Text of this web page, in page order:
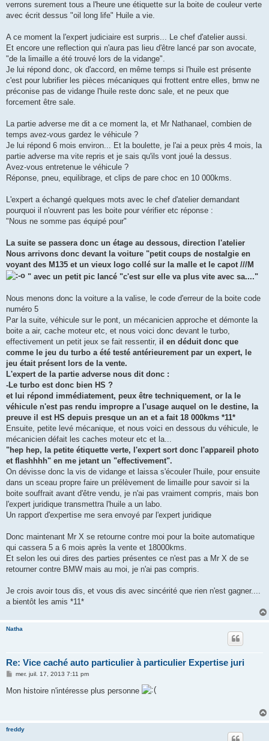
verrons surement tous a l'heure une étiquette sur la boite de couleur verte
avec écrit dessus "oil long life" Huile a vie.
A ce moment la l'expert judiciaire est surpris... Le chef d'atelier aussi.
Et encore une reflection qui n'aura pas lieu d'être lancé par son avocate,
"de la limaille a été trouvé lors de la vidange".
Je lui répond donc, ok d'accord, en même temps si l'huile est présente
c'est pour lubrifier les pièces mécaniques qui frottent entre elles, bmw ne
préconise pas de vidange l'huile reste donc sale, et ne peux que
forcement être sale.
La partie adverse me dit a ce moment la, et Mr Nathanael, combien de
temps avez-vous gardez le véhicule ?
Je lui répond 6 mois environ... Et la boulette, je l'ai a peux près 4 mois, la
partie adverse ma vite repris et je sais qu'ils vont joué la dessus.
Avez-vous entretenue le véhicule ?
Réponse, pneu, equilibrage, et clips de pare choc en 10 000kms.
L'expert a échangé quelques mots avec le chef d'atelier demandant
pourquoi il n'ouvrent pas les boite pour vérifier etc réponse :
"Nous ne somme pas équipé pour"
La suite se passera donc un étage au dessous, direction l'atelier
Nous arrivons donc devant la voiture "petit coups de nostalgie en
voyant des M135 et un vieux logo collé sur la malle et le capot ///M
" avec un petit pic lancé "c'est sur elle va plus vite avec sa...."
Nous menons donc la voiture a la valise, le code d'erreur de la boite code
numéro 5
Par la suite, véhicule sur le pont, un mécanicien approche et démonte la
boite a air, cache moteur etc, et nous voici donc devant le turbo,
effectivement un petit jeux se fait ressentir, il en déduit donc que
comme le jeu du turbo a été testé antérieurement par un expert, le
jeu était présent lors de la vente.
L'expert de la partie adverse nous dit donc :
-Le turbo est donc bien HS ?
et lui répond immédiatement, peux être techniquement, or la le
véhicule n'est pas rendu impropre a l'usage auquel on le destine, la
preuve il est HS depuis presque un an et a fait 18 000kms *11*
Ensuite, petite levé mécanique, et nous voici en dessous du véhicule, le
mécanicien défait les caches moteur etc et la...
"hep hep, la petite étiquette verte, l'expert sort donc l'appareil photo
et flashhhh" en me jetant un "effectivement".
On dévisse donc la vis de vidange et laissa s'écouler l'huile, pour ensuite
dans un sceau propre faire un prélèvement de limaille pour savoir si la
boite souffrait avant d'être vendu, je n'ai pas vraiment compris, mais bon
l'expert juridique transmettra l'huile a un labo.
Un rapport d'expertise me sera envoyé par l'expert juridique
Donc maintenant Mr X se retourne contre moi pour la boite automatique
qui cassera 5 a 6 mois après la vente et 18000kms.
Et selon les oui dires des parties présentes ce n'est pas a Mr X de se
retourner contre BMW mais au moi, je n'ai pas compris.
Je crois avoir tous dis, et vous dis avec sincérité que rien n'est gagner....
a bientôt les amis *11*
Natha
Re: Vice caché auto particulier à particulier Expertise juri
M
s
s
mer. juil. 17, 2013 7:11 pm
Mon histoire n'intéresse plus personne
freddy